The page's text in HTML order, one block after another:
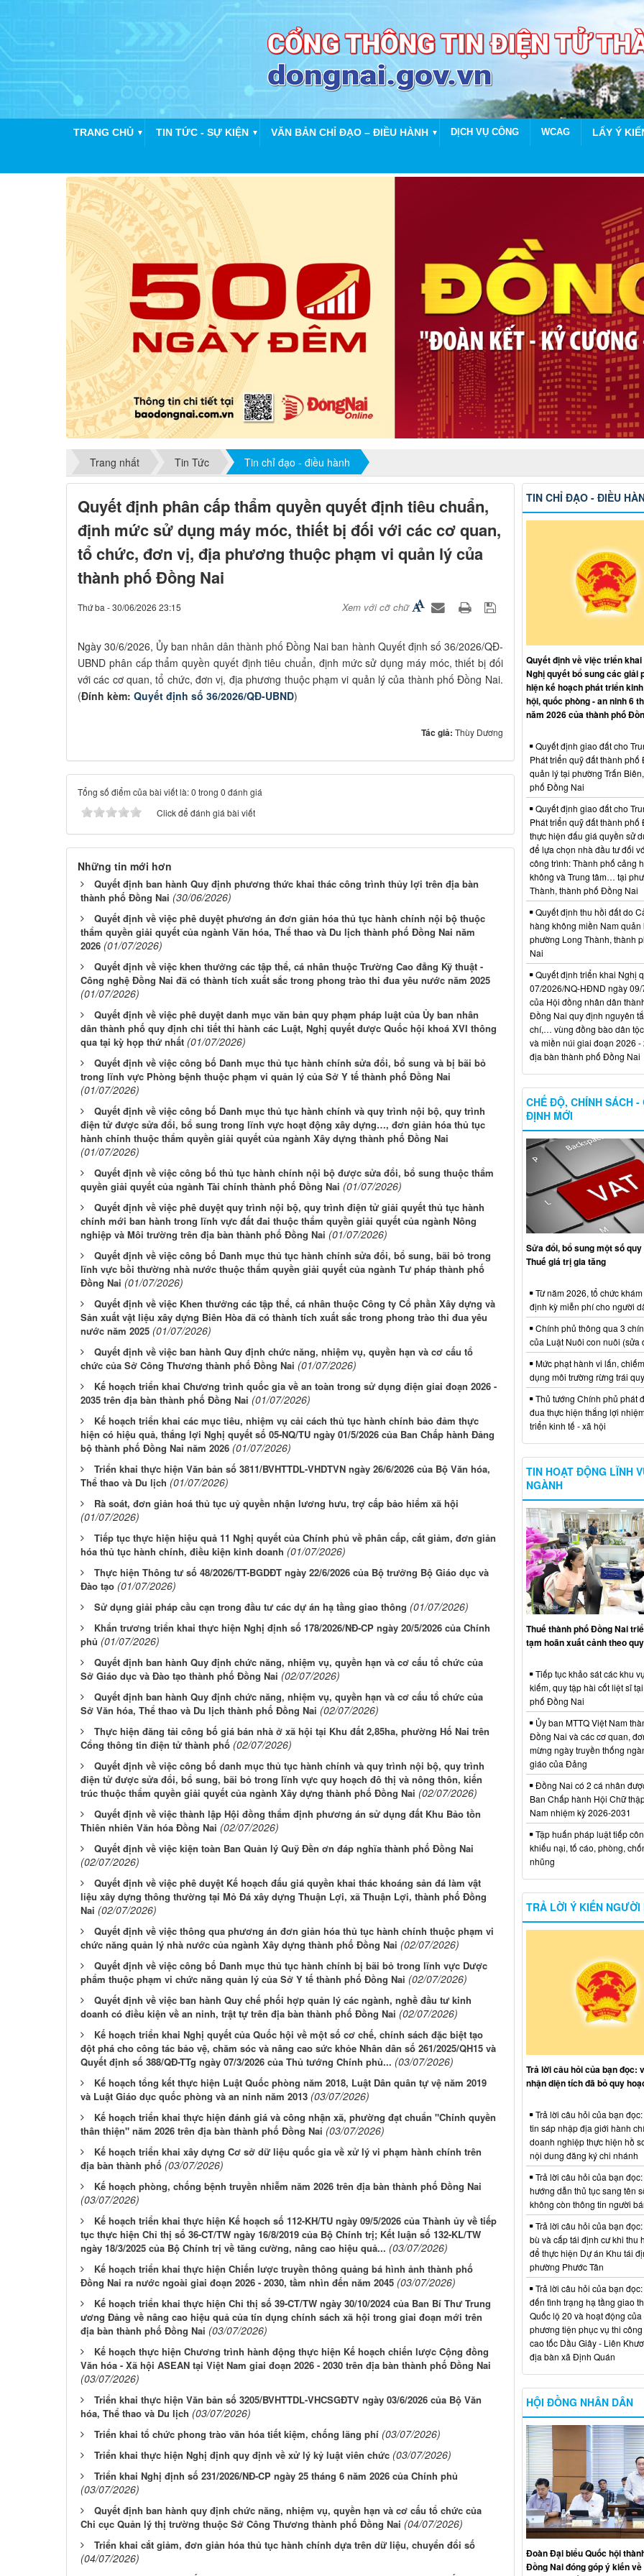
TRANG CHỦ ▼ TIN TỨC - SỰ KIỆN ▼ VĂN BẢN CHỈ ĐẠO – ĐIỀU HÀNH ▼ DỊCH VỤ CÔNG WCAG LẤY Ý
Trang nhất Tin Tức Tin chỉ đạo - điều hành
Quyết định phân cấp thẩm quyền quyết định tiêu chuẩn,
định mức sử dụng máy móc, thiết bị đối với các cơ quan,
tổ chức, đơn vị, địa phương thuộc phạm vi quản lý của
thành phố Đồng Nai
Thứ ba - 30/06/2026 23:15 Xem với cỡ chữ
Ngày 30/6/2026, Ủy ban nhân dân thành phố Đồng Nai ban hành Quyết định số 36/2026/QĐ-
UBND phân cấp thẩm quyền quyết định tiêu chuẩn, định mức sử dụng máy móc, thiết bị đối
với các cơ quan, tổ chức, đơn vị, địa phương thuộc phạm vi quản lý của thành phố Đồng Nai.
(Đính kèm: Quyết định số 36/2026/QĐ-UBND)
Tác giả: Thùy Dương
Tổng số điểm của bài viết là: 0 trong 0 đánh giá
Click để đánh giá bài viết
Những tin mới hơn
Quyết định ban hành Quy định phương thức khai thác công trình thủy lợi trên địa bàn
thành phố Đồng Nai (30/06/2026)
Quyết định về việc phê duyệt phương án đơn giản hóa thủ tục hành chính nội bộ thuộc
thẩm quyền giải quyết của ngành Văn hóa, Thể thao và Du lịch thành phố Đồng Nai năm
2026 (01/07/2026)
Quyết định về việc khen thưởng các tập thể, cá nhân thuộc Trường Cao đẳng Kỹ thuật -
Công nghệ Đồng Nai đã có thành tích xuất sắc trong phong trào thi đua yêu nước năm 2025
(01/07/2026)
Quyết định về việc phê duyệt danh mục văn bản quy phạm pháp luật của Ủy ban nhân
dân thành phố quy định chi tiết thi hành các Luật, Nghị quyết được Quốc hội khoá XVI thông
qua tại kỳ họp thứ nhất (01/07/2026)
Quyết định về việc công bố Danh mục thủ tục hành chính sửa đổi, bổ sung và bị bãi bỏ
trong lĩnh vực Phòng bệnh thuộc phạm vi quản lý của Sở Y tế thành phố Đồng Nai
(01/07/2026)
Quyết định về việc công bố Danh mục thủ tục hành chính và quy trình nội bộ, quy trình
điện tử được sửa đổi, bổ sung trong lĩnh vực hoạt động xây dựng…, đơn giản hóa thủ tục
hành chính thuộc thẩm quyền giải quyết của ngành Xây dựng thành phố Đồng Nai
(01/07/2026)
Quyết định về việc công bố thủ tục hành chính nội bộ được sửa đổi, bổ sung thuộc thẩm
quyền giải quyết của ngành Tài chính thành phố Đồng Nai (01/07/2026)
Quyết định về việc phê duyệt quy trình nội bộ, quy trình điện tử giải quyết thủ tục hành
chính mới ban hành trong lĩnh vực đất đai thuộc thẩm quyền giải quyết của ngành Nông
nghiệp và Môi trường trên địa bàn thành phố Đồng Nai (01/07/2026)
Quyết định về việc công bố Danh mục thủ tục hành chính sửa đổi, bổ sung, bãi bỏ trong
lĩnh vực bồi thường nhà nước thuộc thẩm quyền giải quyết của ngành Tư pháp thành phố
Đồng Nai (01/07/2026)
Quyết định về việc Khen thưởng các tập thể, cá nhân thuộc Công ty Cổ phần Xây dựng và
Sản xuất vật liệu xây dựng Biên Hòa đã có thành tích xuất sắc trong phong trào thi đua yêu
nước năm 2025 (01/07/2026)
Quyết định về việc ban hành Quy định chức năng, nhiệm vụ, quyền hạn và cơ cấu tổ
chức của Sở Công Thương thành phố Đồng Nai (01/07/2026)
Kế hoạch triển khai Chương trình quốc gia về an toàn trong sử dụng điện giai đoạn 2026 -
2035 trên địa bàn thành phố Đồng Nai (01/07/2026)
Kế hoạch triển khai các mục tiêu, nhiệm vụ cải cách thủ tục hành chính bảo đảm thực
hiện có hiệu quả, thắng lợi Nghị quyết số 05-NQ/TU ngày 01/5/2026 của Ban Chấp hành Đảng
bộ thành phố Đồng Nai năm 2026 (01/07/2026)
Triển khai thực hiện Văn bản số 3811/BVHTTDL-VHDTVN ngày 26/6/2026 của Bộ Văn hóa,
Thể thao và Du lịch (01/07/2026)
Rà soát, đơn giản hoá thủ tục uỷ quyền nhận lương hưu, trợ cấp bảo hiểm xã hội
(01/07/2026)
Tiếp tục thực hiện hiệu quả 11 Nghị quyết của Chính phủ về phân cấp, cắt giảm, đơn giản
hóa thủ tục hành chính, điều kiện kinh doanh (01/07/2026)
Thực hiện Thông tư số 48/2026/TT-BGDĐT ngày 22/6/2026 của Bộ trưởng Bộ Giáo dục và
Đào tạo (01/07/2026)
Sử dụng giải pháp cầu cạn trong đầu tư các dự án hạ tầng giao thông (01/07/2026)
Khẩn trương triển khai thực hiện Nghị định số 178/2026/NĐ-CP ngày 20/5/2026 của Chính
phủ (01/07/2026)
Quyết định ban hành Quy định chức năng, nhiệm vụ, quyền hạn và cơ cấu tổ chức của
Sở Giáo dục và Đào tạo thành phố Đồng Nai (02/07/2026)
Quyết định ban hành Quy định chức năng, nhiệm vụ, quyền hạn và cơ cấu tổ chức của
Sở Văn hóa, Thể thao và Du lịch thành phố Đồng Nai (02/07/2026)
Thực hiện đăng tải công bố giá bán nhà ở xã hội tại Khu đất 2,85ha, phường Hố Nai trên
Cổng thông tin điện tử thành phố (02/07/2026)
Quyết định về việc công bố danh mục thủ tục hành chính và quy trình nội bộ, quy trình
điện tử được sửa đổi, bổ sung, bãi bỏ trong lĩnh vực quy hoạch đô thị và nông thôn, kiến
trúc thuộc thẩm quyền giải quyết của ngành Xây dựng thành phố Đồng Nai (02/07/2026)
Quyết định về việc thành lập Hội đồng thẩm định phương án sử dụng đất Khu Bảo tồn
Thiên nhiên Văn hóa Đồng Nai (02/07/2026)
Quyết định về việc kiện toàn Ban Quản lý Quỹ Đền ơn đáp nghĩa thành phố Đồng Nai
(02/07/2026)
Quyết định về việc phê duyệt Kế hoạch đấu giá quyền khai thác khoáng sản đá làm vật
liệu xây dựng thông thường tại Mỏ Đá xây dựng Thuận Lợi, xã Thuận Lợi, thành phố Đồng
Nai (02/07/2026)
Quyết định về việc thông qua phương án đơn giản hóa thủ tục hành chính thuộc phạm vi
chức năng quản lý nhà nước của ngành Xây dựng thành phố Đồng Nai (02/07/2026)
Quyết định về việc công bố Danh mục thủ tục hành chính bị bãi bỏ trong lĩnh vực Dược
phẩm thuộc phạm vi chức năng quản lý của Sở Y tế thành phố Đồng Nai (02/07/2026)
Quyết định về việc ban hành Quy chế phối hợp quản lý các ngành, nghề đầu tư kinh
doanh có điều kiện về an ninh, trật tự trên địa bàn thành phố Đồng Nai (02/07/2026)
Kế hoạch triển khai Nghị quyết của Quốc hội về một số cơ chế, chính sách đặc biệt tạo
đột phá cho công tác bảo vệ, chăm sóc và nâng cao sức khỏe Nhân dân số 261/2025/QH15 và
Quyết định số 388/QĐ-TTg ngày 07/3/2026 của Thủ tướng Chính phủ... (03/07/2026)
Kế hoạch tổng kết thực hiện Luật Quốc phòng năm 2018, Luật Dân quân tự vệ năm 2019
và Luật Giáo dục quốc phòng và an ninh năm 2013 (03/07/2026)
Kế hoạch triển khai thực hiện đánh giá và công nhận xã, phường đạt chuẩn "Chính quyền
thân thiện" năm 2026 trên địa bàn thành phố Đồng Nai (03/07/2026)
Kế hoạch triển khai xây dựng Cơ sở dữ liệu quốc gia về xử lý vi phạm hành chính trên
địa bàn thành phố (03/07/2026)
Kế hoạch phòng, chống bệnh truyền nhiễm năm 2026 trên địa bàn thành phố Đồng Nai
(03/07/2026)
Kế hoạch triển khai thực hiện Kế hoạch số 112-KH/TU ngày 09/5/2026 của Thành ủy về tiếp
tục thực hiện Chỉ thị số 36-CT/TW ngày 16/8/2019 của Bộ Chính trị; Kết luận số 132-KL/TW
ngày 18/3/2025 của Bộ Chính trị về tăng cường, nâng cao hiệu quả... (03/07/2026)
Kế hoạch triển khai thực hiện Chiến lược truyền thông quảng bá hình ảnh thành phố
Đồng Nai ra nước ngoài giai đoạn 2026 - 2030, tầm nhìn đến năm 2045 (03/07/2026)
Kế hoạch triển khai thực hiện Chỉ thị số 39-CT/TW ngày 30/10/2024 của Ban Bí Thư Trung
ương Đảng về nâng cao hiệu quả của tín dụng chính sách xã hội trong giai đoạn mới trên
địa bàn thành phố Đồng Nai (03/07/2026)
Kế hoạch thực hiện Chương trình hành động thực hiện Kế hoạch chiến lược Cộng đồng
Văn hóa - Xã hội ASEAN tại Việt Nam giai đoạn 2026 - 2030 trên địa bàn thành phố Đồng Nai
(03/07/2026)
Triển khai thực hiện Văn bản số 3205/BVHTTDL-VHCSGĐTV ngày 03/6/2026 của Bộ Văn
hóa, Thể thao và Du lịch (03/07/2026)
Triển khai tổ chức phong trào văn hóa tiết kiệm, chống lãng phí (03/07/2026)
Triển khai thực hiện Nghị định quy định về xử lý kỷ luật viên chức (03/07/2026)
Triển khai Nghị định số 231/2026/NĐ-CP ngày 25 tháng 6 năm 2026 của Chính phủ
(03/07/2026)
Quyết định ban hành quy định chức năng, nhiệm vụ, quyền hạn và cơ cấu tổ chức của
Chi cục Quản lý thị trường thuộc Sở Công Thương thành phố Đồng Nai (04/07/2026)
Triển khai cắt giảm, đơn giản hóa thủ tục hành chính dựa trên dữ liệu, chuyển đổi số
(04/07/2026)
TIN CHỈ ĐẠO - ĐIỀU
Quyết định về việc triển
Nghị quyết bổ sung các giải
hiện kế hoạch phát triển
hội, quốc phòng - an ninh 6
năm 2026 của thành phố
Quyết định giao đất cho
Phát triển quỹ đất thành phố
quản lý tại phường Trấn
phố Đồng Nai
Quyết định giao đất cho
Phát triển quỹ đất thành phố
thực hiện đấu giá quyền sử
để lựa chọn nhà đầu tư đối
công trình: Thành phố cảng
không và Trung tâm… tại
Thành, thành phố Đồng Nai
Quyết định thu hồi đất do
hàng không miền Nam quản
phường Long Thành, thành
Nai
Quyết định triển khai Nghị
07/2026/NQ-HĐND ngày 09/
của Hội đồng nhân dân
Đồng Nai quy định nguyên
chí,… vùng đồng bào dân
và miền núi giai đoạn 2026 -
địa bàn thành phố Đồng Nai
CHẾ ĐỘ, CHÍNH SÁCH -
ĐỊNH MỚI
Sửa đổi, bổ sung một số
Thuế giá trị gia tăng
Từ năm 2026, tổ chức
định kỳ miễn phí cho người
Chính phủ thông qua 3
của Luật Nuôi con nuôi (sửa
Mức phạt hành vi lấn,
dụng môi trường rừng trái
Thủ tướng Chính phủ phát
đua thực hiện thắng lợi
triển kinh tế - xã hội
TIN HOẠT ĐỘNG LĨNH
NGÀNH
Thuế thành phố Đồng Nai
tạm hoãn xuất cảnh theo
Tiếp tục khảo sát các khu
kiếm, quy tập hài cốt liệt sĩ
phố Đồng Nai
Ủy ban MTTQ Việt Nam
Đồng Nai và các cơ quan,
mừng ngày truyền thống
giáo của Đảng
Đồng Nai có 2 cá nhân
Ban Chấp hành Hội Chữ
Nam nhiệm kỳ 2026-2031
Tập huấn pháp luật tiếp
khiếu nại, tố cáo, phòng,
nhũng
TRẢ LỜI Ý KIẾN NGƯỜI
Trả lời câu hỏi của bạn đọc:
nhận diện tích đã bỏ quy
Trả lời câu hỏi của bạn
tin sáp nhập địa giới hành
doanh nghiệp thực hiện hồ
nội dung đăng ký chi nhánh
Trả lời câu hỏi của bạn
hướng dẫn thủ tục sang tên
không còn thông tin người
Trả lời câu hỏi của bạn
bù và cấp tái định cư khi thu
để thực hiện Dự án Khu tái
phường Phước Tân
Trả lời câu hỏi của bạn
đến tình trạng hạ tầng giao
Quốc lộ 20 và hoạt động của
phương tiện phục vụ thi
cao tốc Dầu Giây - Liên
địa bàn xã Định Quán
HỘI ĐỒNG NHÂN DÂN
Đoàn Đại biểu Quốc hội
Đồng Nai đóng góp ý kiến